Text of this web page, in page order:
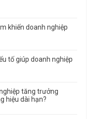
khiến doanh nghiệp
tố giúp doanh nghiệp
tăng trưởng
hiệu dài hạn?